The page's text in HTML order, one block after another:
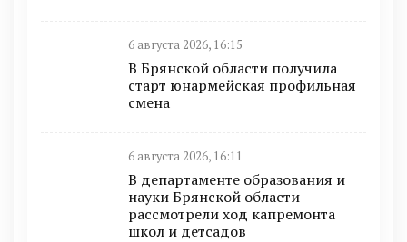
6 августа 2026, 16:15
В Брянской области получила
старт юнармейская профильная
смена
6 августа 2026, 16:11
В департаменте образования и
науки Брянской области
рассмотрели ход капремонта
школ и детсадов